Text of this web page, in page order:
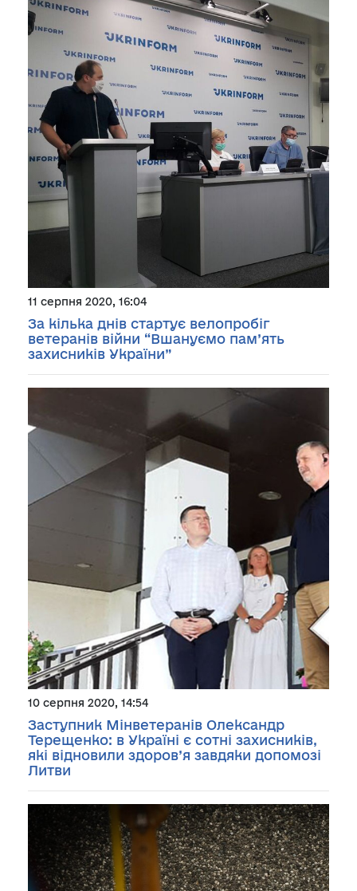
11 серпня 2020, 16:04
За кілька днів стартує велопробіг
ветеранів війни “Вшануємо пам’ять
захисників України”
10 серпня 2020, 14:54
Заступник Мінветеранів Олександр
Терещенко: в Україні є сотні захисників,
які відновили здоров’я завдяки допомозі
Литви